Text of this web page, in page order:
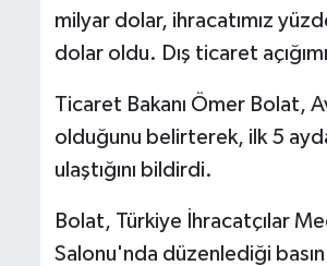
milyar dolar, ihracatımız
dolar oldu. Dış ticaret
Ticaret Bakanı Ömer Bolat,
olduğunu belirterek, ilk 5
ulaştığını bildirdi.
Bolat, Türkiye İhracatçılar
Salonu'nda düzenlediği basın